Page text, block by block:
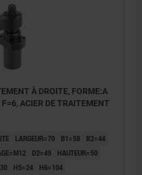
À DROITE, FORME:A
F=6, ACIER DE TRAITEMENT
LARGEUR=70 B1=58
B2=44
D2=49
HAUTEUR=50
H5=24
H6=104